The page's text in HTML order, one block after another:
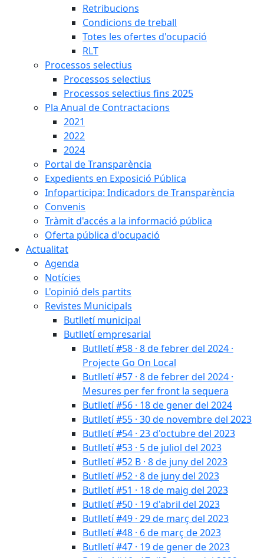
Retribucions
Condicions de treball
Totes les ofertes d'ocupació
RLT
Processos selectius
Processos selectius
Processos selectius fins 2025
Pla Anual de Contractacions
2021
2022
2024
Portal de Transparència
Expedients en Exposició Pública
Infoparticipa: Indicadors de Transparència
Convenis
Tràmit d'accés a la informació pública
Oferta pública d'ocupació
Actualitat
Agenda
Notícies
L'opinió dels partits
Revistes Municipals
Butlletí municipal
Butlletí empresarial
Butlletí #58 · 8 de febrer del 2024 ·
Projecte Go On Local
Butlletí #57 · 8 de febrer del 2024 ·
Mesures per fer front la sequera
Butlletí #56 · 18 de gener del 2024
Butlletí #55 · 30 de novembre del 2023
Butlletí #54 · 23 d'octubre del 2023
Butlletí #53 · 5 de juliol del 2023
Butlletí #52 B · 8 de juny del 2023
Butlletí #52 · 8 de juny del 2023
Butlletí #51 · 18 de maig del 2023
Butlletí #50 · 19 d'abril del 2023
Butlletí #49 · 29 de març del 2023
Butlletí #48 · 6 de març de 2023
Butlletí #47 · 19 de gener de 2023